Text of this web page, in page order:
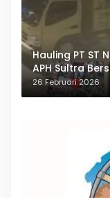
Hauling PT ST
APH Sultra
Bertindak
26 Februari 2026